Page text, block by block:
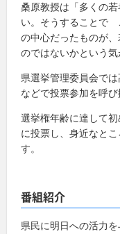
桑原教授は「多くの
い。そうすることで
の中心だったものが
のではないかという気
県選挙管理委員会で
などで投票参加を呼
選挙権年齢に達して
に投票し、身近なと
す。
番組紹介
県民に明日への活力